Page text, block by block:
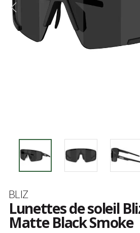
Marque
BLIZ
Lunettes de soleil
Matte Black Smoke